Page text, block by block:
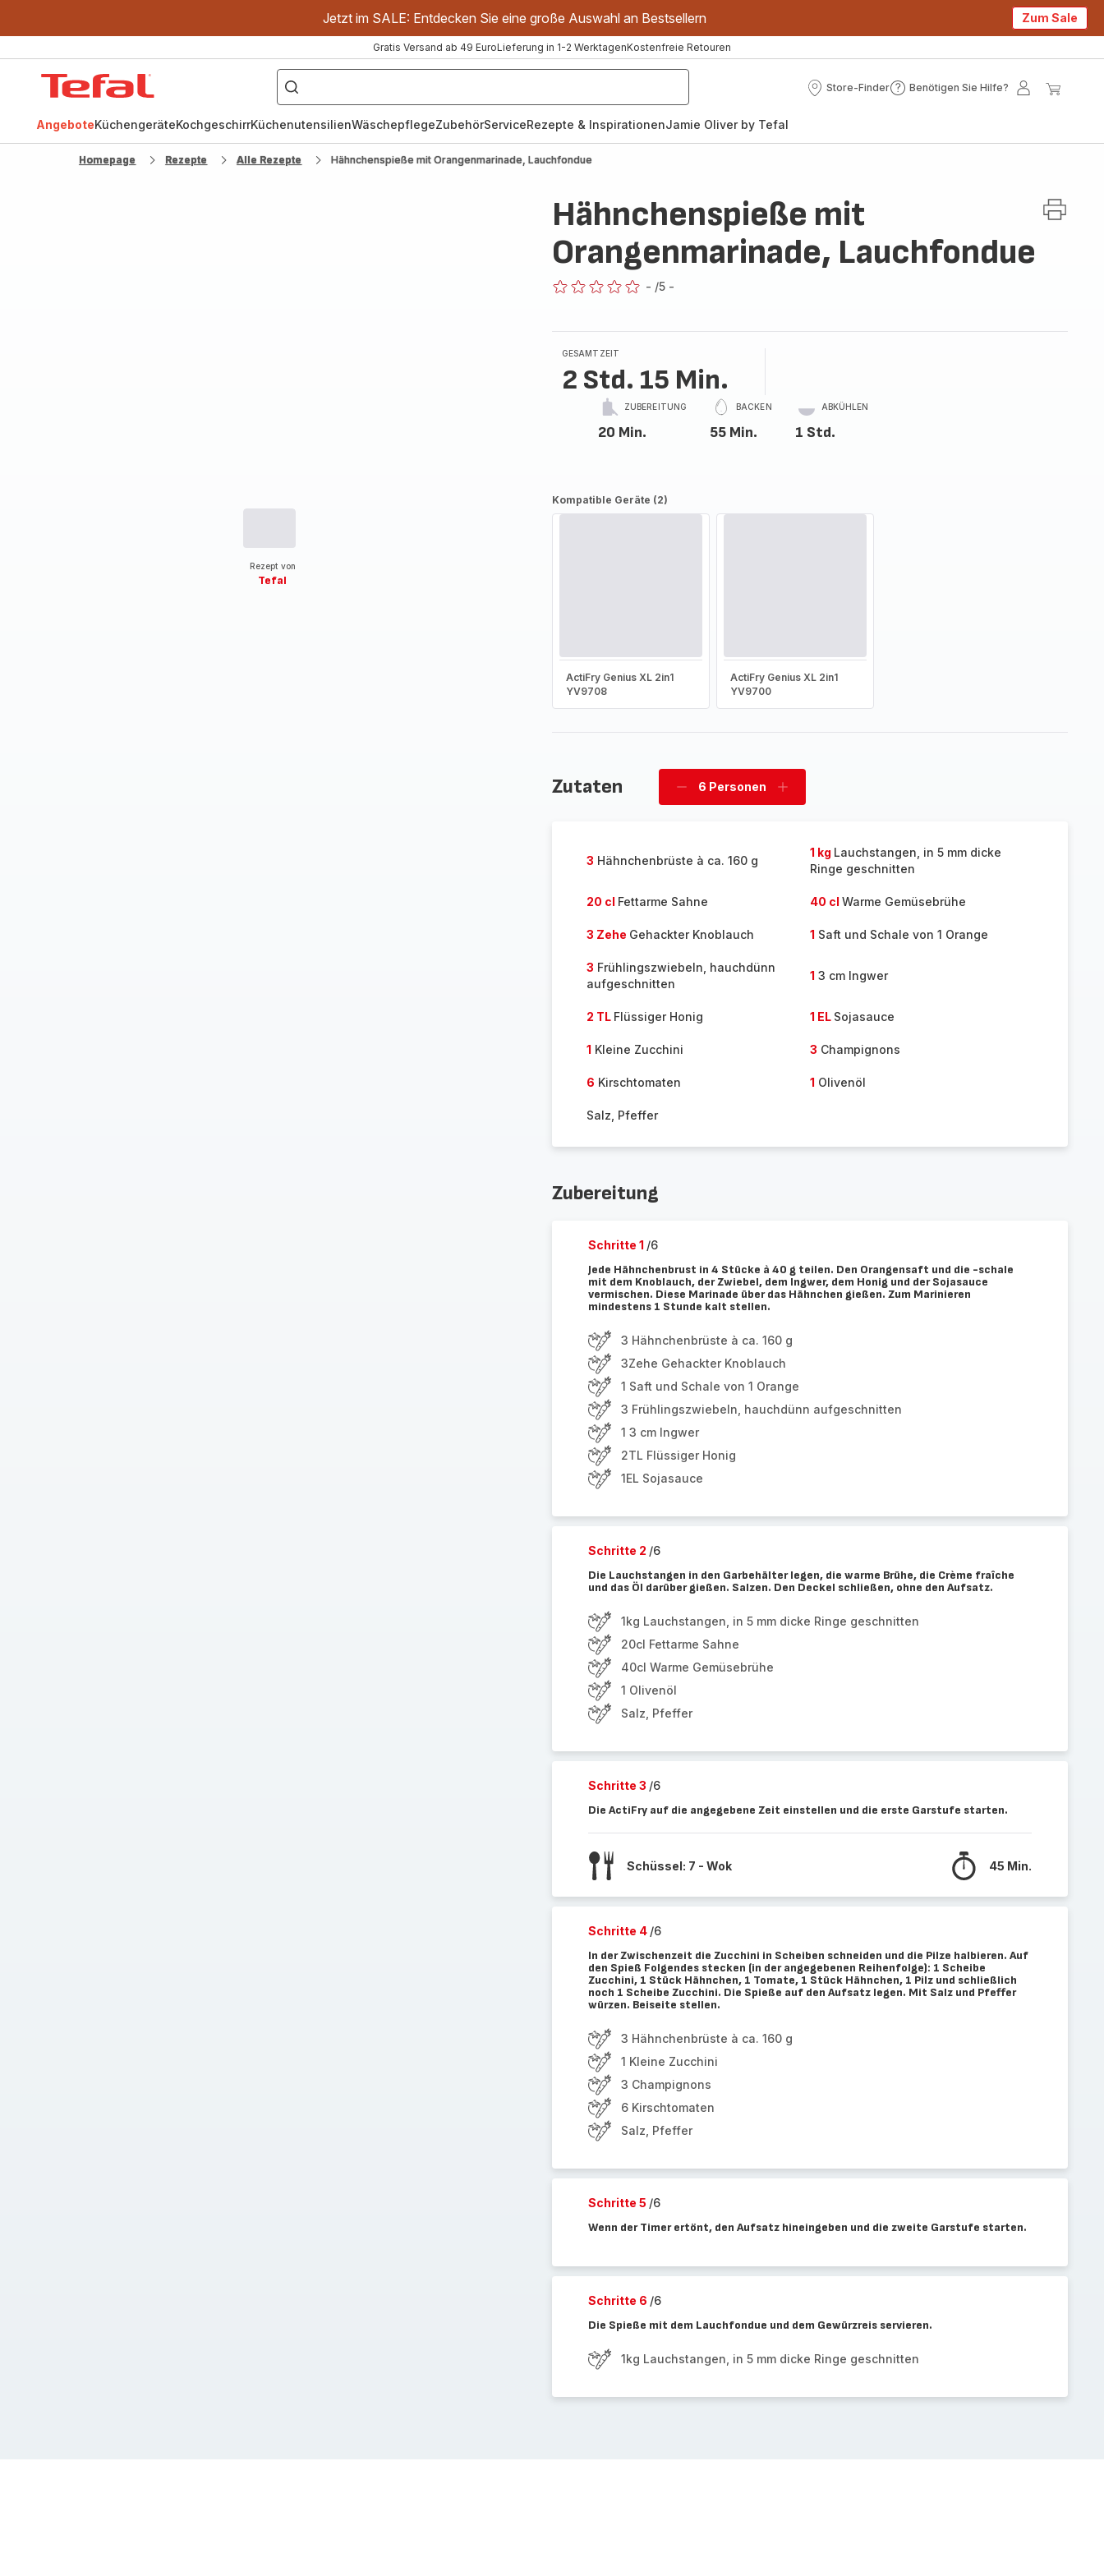
Jetzt im SALE: Entdecken Sie eine große Auswahl an Bestsellern Zum Sale
Gratis Versand ab 49 EuroLieferung in 1-2 WerktagenKostenfreie Retouren
["OptiGrill","Easy
Fry","Pfanne"]
Store-Finder
Store-
Benötigen Sie Hilfe?
Benötigen
Mein
AngeboteKüchengeräteKochgeschirrKüchenutensilienWäschepflegeZubehörServiceRezepte & InspirationenJamie Oliver by Tefal
Homepage Rezepte Alle Rezepte Hähnchenspieße mit Orangenmarinade, Lauchfondue
Rezept von
Tefal
Hähnchenspieße mit
Orangenmarinade, Lauchfondue
- /5 -
GESAMTZEIT
2 Std. 15 Min.
ZUBEREITUNG
20 Min.
BACKEN
55 Min.
ABKÜHLEN
1 Std.
Kompatible Geräte (2)
ActiFry Genius XL 2in1
YV9708
ActiFry Genius XL 2in1
YV9700
Zutaten
Personen
6 Personen
Personen
3 Hähnchenbrüste à ca. 160 g
1 kg Lauchstangen, in 5 mm dicke
Ringe geschnitten
20 cl Fettarme Sahne 40 cl Warme Gemüsebrühe
3 Zehe Gehackter Knoblauch 1 Saft und Schale von 1 Orange
3 Frühlingszwiebeln, hauchdünn
aufgeschnitten
1 3 cm Ingwer
2 TL Flüssiger Honig 1 EL Sojasauce
1 Kleine Zucchini 3 Champignons
6 Kirschtomaten 1 Olivenöl
Salz, Pfeffer
Zubereitung
Schritte 1 /6
Jede Hähnchenbrust in 4 Stücke à 40 g teilen. Den Orangensaft und die -schale
mit dem Knoblauch, der Zwiebel, dem Ingwer, dem Honig und der Sojasauce
vermischen. Diese Marinade über das Hähnchen gießen. Zum Marinieren
mindestens 1 Stunde kalt stellen.
3 Hähnchenbrüste à ca. 160 g
3Zehe Gehackter Knoblauch
1 Saft und Schale von 1 Orange
3 Frühlingszwiebeln, hauchdünn aufgeschnitten
1 3 cm Ingwer
2TL Flüssiger Honig
1EL Sojasauce
Schritte 2 /6
Die Lauchstangen in den Garbehälter legen, die warme Brühe, die Crème fraîche
und das Öl darüber gießen. Salzen. Den Deckel schließen, ohne den Aufsatz.
1kg Lauchstangen, in 5 mm dicke Ringe geschnitten
20cl Fettarme Sahne
40cl Warme Gemüsebrühe
1 Olivenöl
Salz, Pfeffer
Schritte 3 /6
Die ActiFry auf die angegebene Zeit einstellen und die erste Garstufe starten.
Schüssel: 7 - Wok 45 Min.
Schritte 4 /6
In der Zwischenzeit die Zucchini in Scheiben schneiden und die Pilze halbieren. Auf
den Spieß Folgendes stecken (in der angegebenen Reihenfolge): 1 Scheibe
Zucchini, 1 Stück Hähnchen, 1 Tomate, 1 Stück Hähnchen, 1 Pilz und schließlich
noch 1 Scheibe Zucchini. Die Spieße auf den Aufsatz legen. Mit Salz und Pfeffer
würzen. Beiseite stellen.
3 Hähnchenbrüste à ca. 160 g
1 Kleine Zucchini
3 Champignons
6 Kirschtomaten
Salz, Pfeffer
Schritte 5 /6
Wenn der Timer ertönt, den Aufsatz hineingeben und die zweite Garstufe starten.
Schritte 6 /6
Die Spieße mit dem Lauchfondue und dem Gewürzreis servieren.
1kg Lauchstangen, in 5 mm dicke Ringe geschnitten